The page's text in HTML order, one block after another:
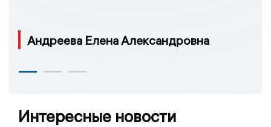
Андреева Елена Александровна
Интересные новости